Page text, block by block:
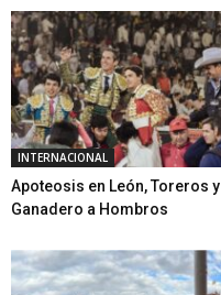
INTERNACIONAL
Apoteosis en León, Toreros y
Ganadero a Hombros